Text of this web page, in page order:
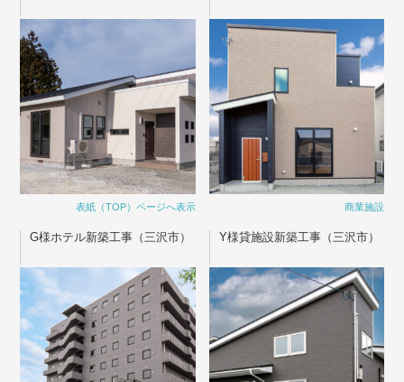
表紙（TOP）ページへ表示 商業施設
G様ホテル新築工事（三沢市） Y様貸施設新築工事（三沢市）